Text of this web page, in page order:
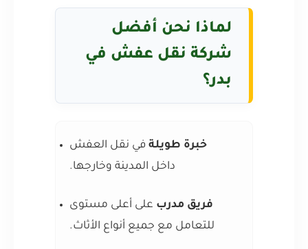
لماذا نحن أفضل
شركة نقل عفش في
بدر؟
خبرة طويلة في نقل العفش
داخل المدينة وخارجها.
فريق مدرب على أعلى مستوى
للتعامل مع جميع أنواع الأثاث.